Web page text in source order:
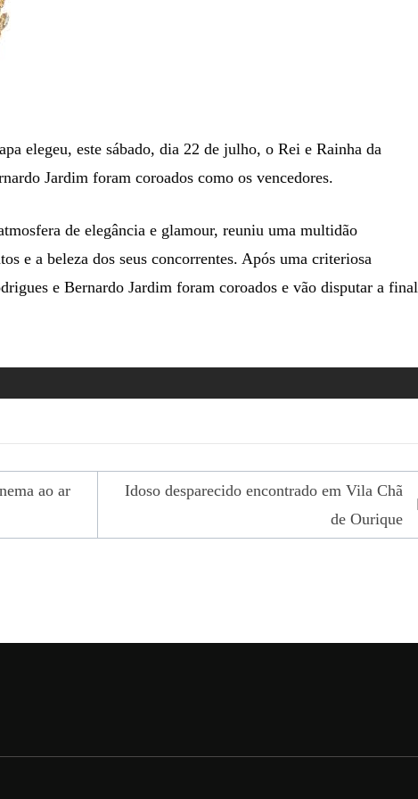
elegeu, este sábado, dia 22 de julho, o Rei e Rainha da
Jardim foram coroados como os vencedores.
de elegância e glamour, reuniu uma multidão
e a beleza dos seus concorrentes. Após uma criteriosa
e Bernardo Jardim foram coroados e vão disputar a final
ao ar
Idoso desparecido encontrado em Vila Chã
de Ourique